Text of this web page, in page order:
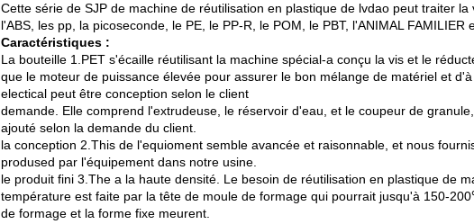
Cette série de SJP de machine de réutilisation en plastique de lvdao peut traiter
l'ABS, les pp, la picoseconde, le PE, le PP-R, le POM, le PBT, l'ANIMAL FAMILIER
Caractéristiques :
La bouteille 1.PET s'écaille réutilisant la machine spécial-a conçu la vis et le
que le moteur de puissance élevée pour assurer le bon mélange de matériel et
electical peut être conception selon le client
demande. Elle comprend l'extrudeuse, le réservoir d'eau, et le coupeur de
ajouté selon la demande du client.
la conception 2.This de l'equioment semble avancée et raisonnable, et nous
prodused par l'équipement dans notre usine.
le produit fini 3.The a la haute densité. Le besoin de réutilisation en plastique de
température est faite par la tête de moule de formage qui pourrait jusqu'à 150-
de formage et la forme fixe meurent.